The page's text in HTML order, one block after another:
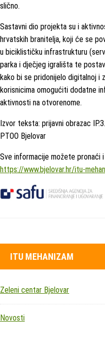
slično.
Sastavni dio projekta su i
hrvatskih branitelja, koji će se
u biciklističku infrastrukturu
parka i dječjeg igrališta te
kako bi se pridonijelo digitalnoj i
korisnicima omogućiti dodatne
aktivnosti na otvorenome.
Izvor teksta: prijavni obrazac
PTOO Bjelovar
Sve informacije možete pronaći
https://www.bjelovar.hr/itu-
ITU MEHANIZAM
Zeleni centar Bjelovar
Novosti